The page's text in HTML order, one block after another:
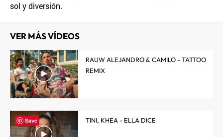
sol y diversión.
VER MÁS VÍDEOS
RAUW ALEJANDRO & CAMILO - TATTOO
REMIX
TINI, KHEA - ELLA DICE
Save